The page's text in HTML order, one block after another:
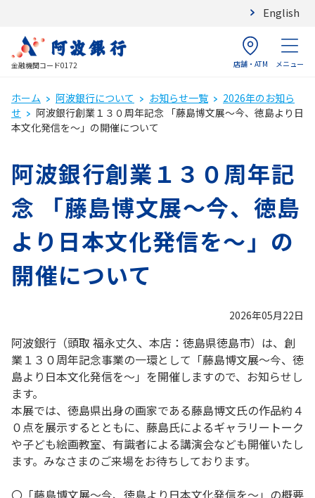
English
金融機関コード0172 店舗・ATM メニュー
ホーム 阿波銀行について お知らせ一覧
2026年のお知ら
せ
阿波銀行創業１３０周年記念 「藤島博文展～今、徳島より日
本文化発信を～」の開催について
阿波銀行創業１３０周年記
念 「藤島博文展～今、徳島
より日本文化発信を～」の
開催について
2026年05月22日
阿波銀行（頭取 福永丈久、本店：徳島県徳島市）は、創
業１３０周年記念事業の一環として「藤島博文展～今、徳
島より日本文化発信を～」を開催しますので、お知らせし
ます。
本展では、徳島県出身の画家である藤島博文氏の作品約４
０点を展示するとともに、藤島氏によるギャラリートーク
や子ども絵画教室、有識者による講演会なども開催いたし
ます。みなさまのご来場をお待ちしております。
〇「藤島博文展～今、徳島より日本文化発信を～」の概要